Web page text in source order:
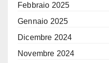
Febbraio 2025
Gennaio 2025
Dicembre 2024
Novembre 2024